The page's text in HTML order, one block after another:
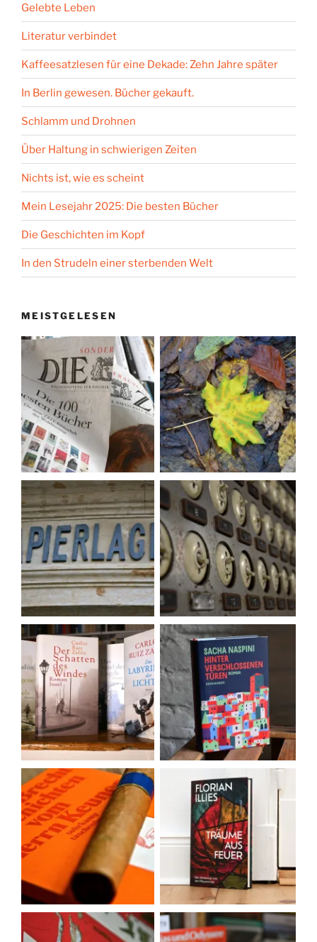
Gelebte Leben
Literatur verbindet
Kaffeesatzlesen für eine Dekade: Zehn Jahre später
In Berlin gewesen. Bücher gekauft.
Schlamm und Drohnen
Über Haltung in schwierigen Zeiten
Nichts ist, wie es scheint
Mein Lesejahr 2025: Die besten Bücher
Die Geschichten im Kopf
In den Strudeln einer sterbenden Welt
MEISTGELESEN